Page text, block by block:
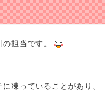
担当です。
凍っていることがあり、